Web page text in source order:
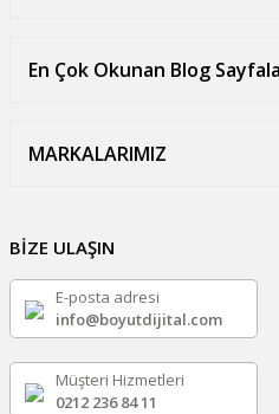
En Çok Okunan Blog
MARKALARIMIZ
BİZE ULAŞIN
E-posta adresi
info@boyutdijital.com
Müşteri Hizmetleri
0212 236 84 11